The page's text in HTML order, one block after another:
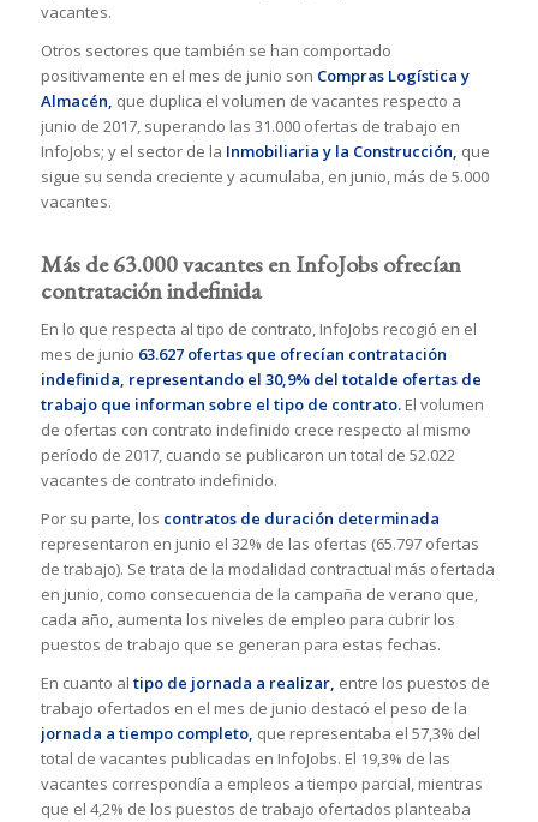
vacantes.
Otros sectores que también se han comportado
positivamente en el mes de junio son Compras Logística y
Almacén, que duplica el volumen de vacantes respecto a
junio de 2017, superando las 31.000 ofertas de trabajo en
InfoJobs; y el sector de la Inmobiliaria y la Construcción, que
sigue su senda creciente y acumulaba, en junio, más de 5.000
vacantes.
Más de 63.000 vacantes en InfoJobs ofrecían
contratación indefinida
En lo que respecta al tipo de contrato, InfoJobs recogió en el
mes de junio 63.627 ofertas que ofrecían contratación
indefinida, representando el 30,9% del totalde ofertas de
trabajo que informan sobre el tipo de contrato.El volumen
de ofertas con contrato indefinido crece respecto al mismo
período de 2017, cuando se publicaron un total de 52.022
vacantes de contrato indefinido.
Por su parte, los contratos de duración determinada
representaron en junio el 32% de las ofertas (65.797 ofertas
de trabajo). Se trata de la modalidad contractual más ofertada
en junio, como consecuencia de la campaña de verano que,
cada año, aumenta los niveles de empleo para cubrir los
puestos de trabajo que se generan para estas fechas.
En cuanto al tipo de jornada a realizar, entre los puestos de
trabajo ofertados en el mes de junio destacó el peso de la
jornada a tiempo completo, que representaba el 57,3% del
total de vacantes publicadas en InfoJobs. El 19,3% de las
vacantes correspondía a empleos a tiempo parcial, mientras
que el 4,2% de los puestos de trabajo ofertados planteaba